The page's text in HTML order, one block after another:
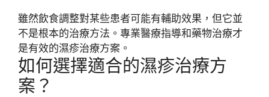
雖然飲食調整對某些患者可能有輔助效果，但它並
不是根本的治療方法。專業醫療指導和藥物治療才
是有效的濕疹治療方案。
如何選擇適合的濕疹治療方
案？